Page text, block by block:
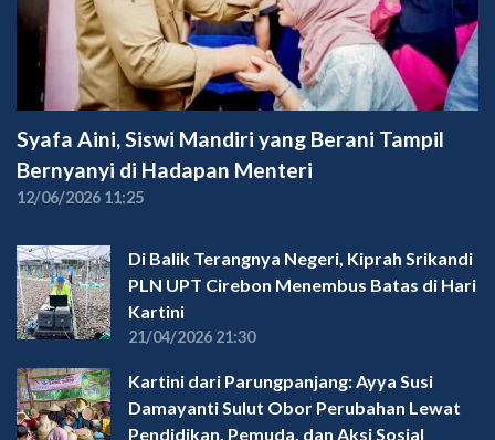
Syafa Aini, Siswi Mandiri yang Berani Tampil
Bernyanyi di Hadapan Menteri
12/06/2026 11:25
Di Balik Terangnya Negeri, Kiprah Srikandi
PLN UPT Cirebon Menembus Batas di Hari
Kartini
21/04/2026 21:30
Kartini dari Parungpanjang: Ayya Susi
Damayanti Sulut Obor Perubahan Lewat
Pendidikan, Pemuda, dan Aksi Sosial